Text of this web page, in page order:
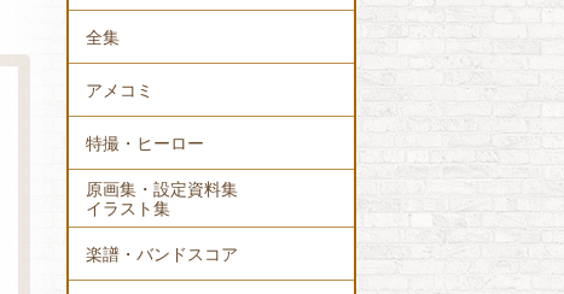
全集
アメコミ
特撮・ヒーロー
原画集・設定資料集
イラスト集
楽譜・バンドスコア